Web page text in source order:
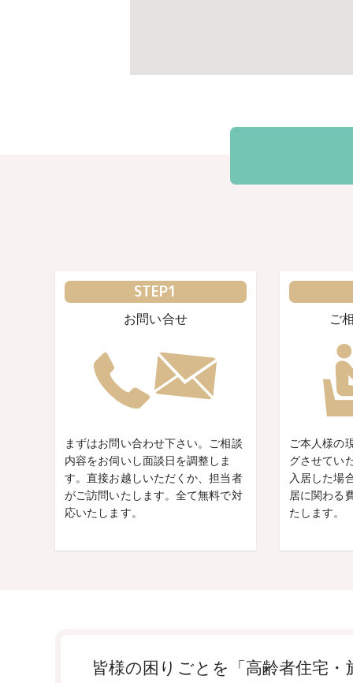
STEP1
お問い合せ
まずはお問い合わせ下さい。ご相談
内容をお伺いし面談日を調整しま
す。直接お越しいただくか、担当者
がご訪問いたします。全て無料で対
応いたします。
ご
ご本人様の
グさせてい
入居した場
居に関わる
たします。
皆様の困りごとを「高齢者住宅